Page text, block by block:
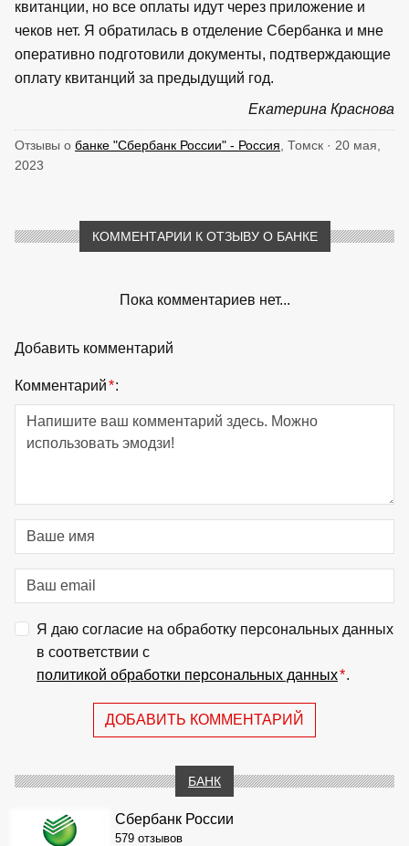
квитанции, но все оплаты идут через приложение и
чеков нет. Я обратилась в отделение Сбербанка и мне
оперативно подготовили документы, подтверждающие
оплату квитанций за предыдущий год.
Екатерина Краснова
Отзывы о банке "Сбербанк России" - Россия , Томск · 20 мая,
2023
КОММЕНТАРИИ К ОТЗЫВУ О БАНКЕ
Пока комментариев нет...
Добавить комментарий
Комментарий*:
Я даю согласие на обработку персональных данных
в соответствии с
политикой обработки персональных данных*.
ДОБАВИТЬ КОММЕНТАРИЙ
БАНК
Сбербанк России
579 отзывов